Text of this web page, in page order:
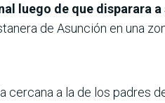
luego de que disparara a
de Asunción en una
cercana a la de los padres